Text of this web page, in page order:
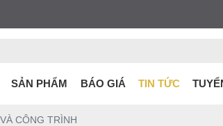
SẢN PHẨM BÁO GIÁ TIN TỨC
CÔNG TRÌNH